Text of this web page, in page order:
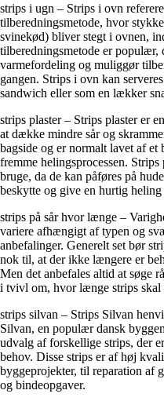
strips i ugn – Strips i ovn
tilberedningsmetode, hvor
svinekød) bliver stegt i ovnen,
tilberedningsmetode er
varmefordeling og muliggør
gangen. Strips i ovn kan
sandwich eller som en lækker
strips plaster – Strips plaster er
at dække mindre sår og
bagside og er normalt lavet af
fremme helingsprocessen.
bruge, da de kan påføres på
beskytte og give en hurtig heling
strips på sår hvor længe –
variere afhængigt af typen og
anbefalinger. Generelt set bør
nok til, at der ikke længere er
Men det anbefales altid at søge
i tvivl om, hvor længe strips skal
strips silvan – Strips Silvan
Silvan, en populær dansk
udvalg af forskellige strips, der
behov. Disse strips er af høj
byggeprojekter, til reparation af
og bindeopgaver.